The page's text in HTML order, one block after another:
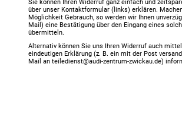
Sie können Ihren Widerruf ganz einfach und
über unser Kontaktformular (links) erklären.
Möglichkeit Gebrauch, so werden wir Ihnen
Mail) eine Bestätigung über den Eingang eines
übermitteln.
Alternativ können Sie uns Ihren Widerruf auch
eindeutigen Erklärung (z. B. ein mit der Post
Mail an teiledienst@audi-zentrum-zwickau.de)